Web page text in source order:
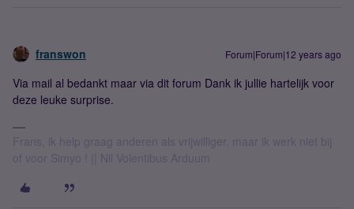
franswon Forum|Forum|12 years ago
Via mail al bedankt maar via dit forum Dank ik jullie hartelijk voor
deze leuke surprise.
Frans, ik help graag anderen als vrijwilliger, maar ik werk niet bij
of voor Simyo ! || Nil Volentibus Arduum